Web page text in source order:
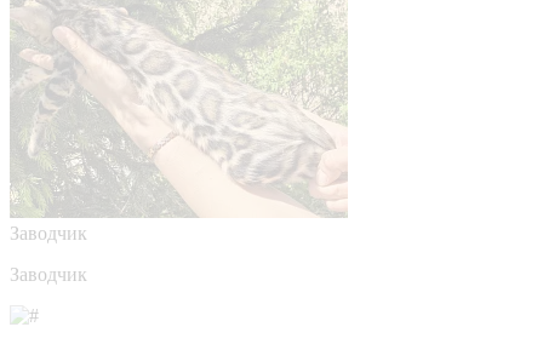
Заводчик
Заводчик